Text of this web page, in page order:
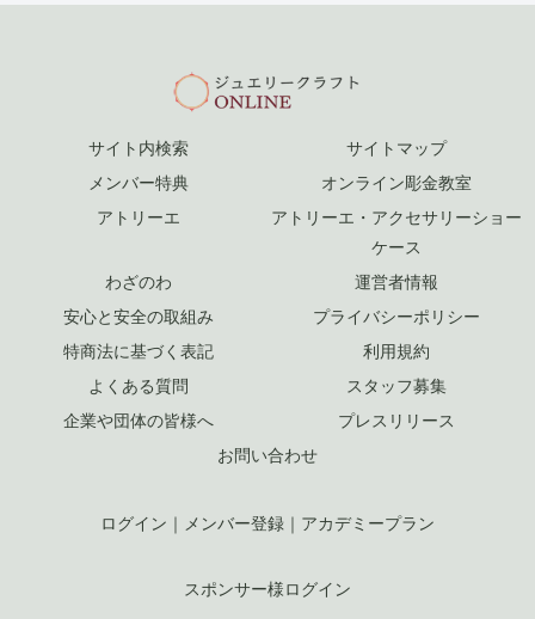
サイト内検索
サイトマップ
メンバー特典
オンライン彫金教室
アトリーエ
アトリーエ・アクセサリーショー
ケース
わざのわ
運営者情報
安心と安全の取組み
プライバシーポリシー
特商法に基づく表記
利用規約
よくある質問
スタッフ募集
企業や団体の皆様へ
プレスリリース
お問い合わせ
ログイン ｜ メンバー登録 ｜ アカデミープラン
スポンサー様ログイン